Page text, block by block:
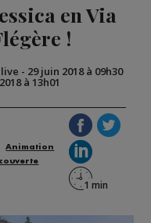
en Via
!
- 29 juin 2018 à 09h30
à 13h01
Animation